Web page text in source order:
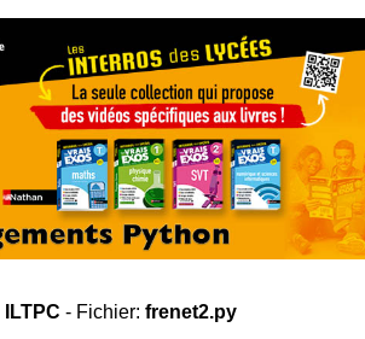
ILTPC - Fichier: frenet2.py